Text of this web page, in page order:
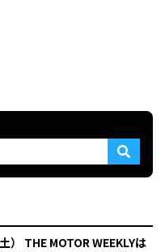
） THE MOTOR WEEKLYは